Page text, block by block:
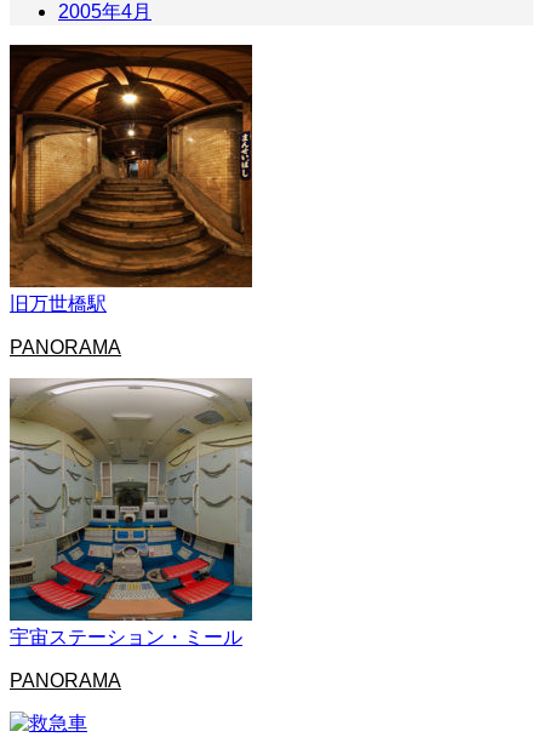
2005年4月
旧万世橋駅
PANORAMA
宇宙ステーション・ミール
PANORAMA